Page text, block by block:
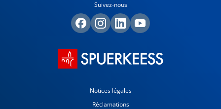
Suivez-nous
Notices légales
Réclamations